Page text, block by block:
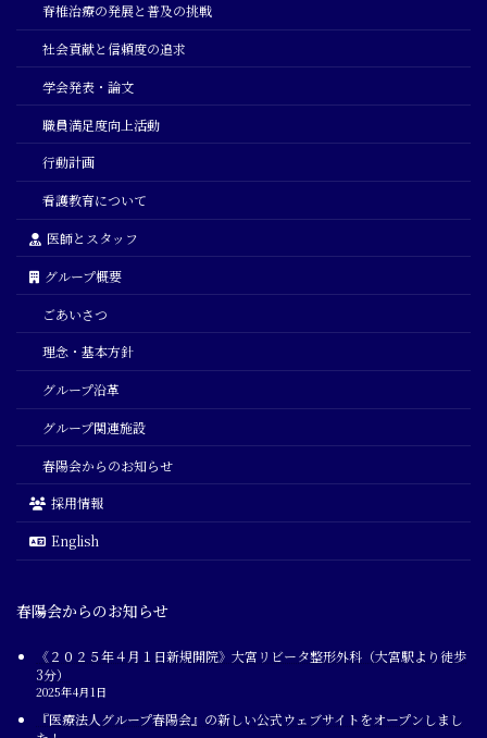
脊椎治療の発展と普及の挑戦
社会貢献と信頼度の追求
学会発表・論文
職員満足度向上活動
行動計画
看護教育について
医師とスタッフ
グループ概要
ごあいさつ
理念・基本方針
グループ沿革
グループ関連施設
春陽会からのお知らせ
採用情報
English
春陽会からのお知らせ
《２０２５年４月１日新規開院》大宮リビータ整形外科（大宮駅より徒歩
3分）
2025年4月1日
『医療法人グループ春陽会』の新しい公式ウェブサイトをオープンしまし